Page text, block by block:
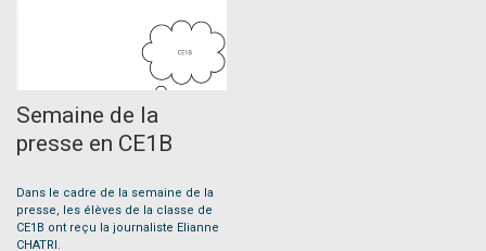
Semaine de la
presse en CE1B
Dans le cadre de la semaine de la
presse, les élèves de la classe de
CE1B ont reçu la journaliste Elianne
CHATRI.